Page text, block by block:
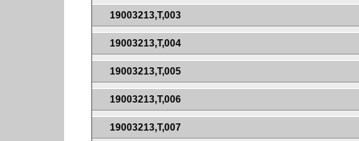
19003213,T,003
19003213,T,004
19003213,T,005
19003213,T,006
19003213,T,007